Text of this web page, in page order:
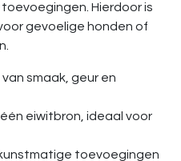
Hierdoor is
gevoelige honden of
smaak, geur en
eiwitbron, ideaal voor
toevoegingen